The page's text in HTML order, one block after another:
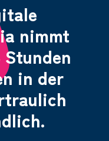
nimmt
in der